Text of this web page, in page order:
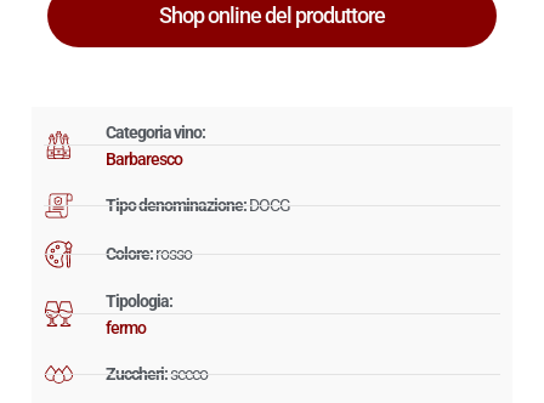
Categoria vino:
Barbaresco
Tipo denominazione:DOCG
Colore:rosso
Tipologia:
fermo
Zuccheri:secco
Shop online del produttore